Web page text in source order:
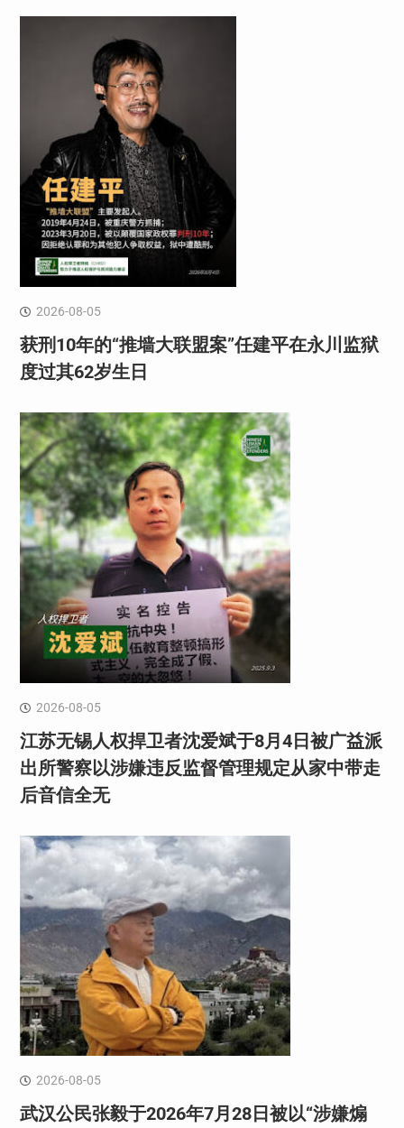
2026-08-05
获刑10年的“推墙大联盟案”任建平在永川监狱
度过其62岁生日
2026-08-05
江苏无锡人权捍卫者沈爱斌于8月4日被广益派
出所警察以涉嫌违反监督管理规定从家中带走
后音信全无
2026-08-05
武汉公民张毅于2026年7月28日被以“涉嫌煽